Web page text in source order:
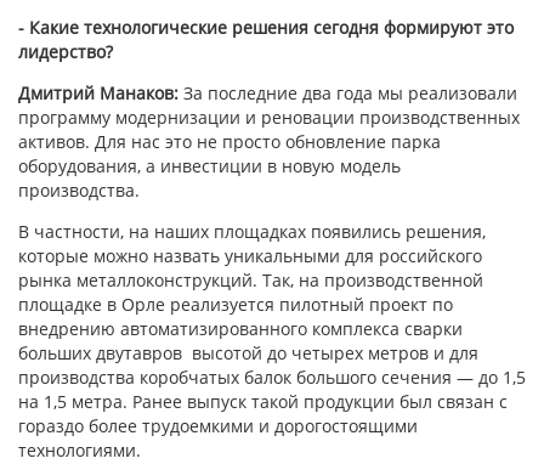
- Какие технологические решения сегодня формируют это
лидерство?
Дмитрий Манаков: За последние два года мы реализовали
программу модернизации и реновации производственных
активов. Для нас это не просто обновление парка
оборудования, а инвестиции в новую модель
производства.
В частности, на наших площадках появились решения,
которые можно назвать уникальными для российского
рынка металлоконструкций. Так, на производственной
площадке в Орле реализуется пилотный проект по
внедрению автоматизированного комплекса сварки
больших двутавров высотой до четырех метров и для
производства коробчатых балок большого сечения — до 1,5
на 1,5 метра. Ранее выпуск такой продукции был связан с
гораздо более трудоемкими и дорогостоящими
технологиями.